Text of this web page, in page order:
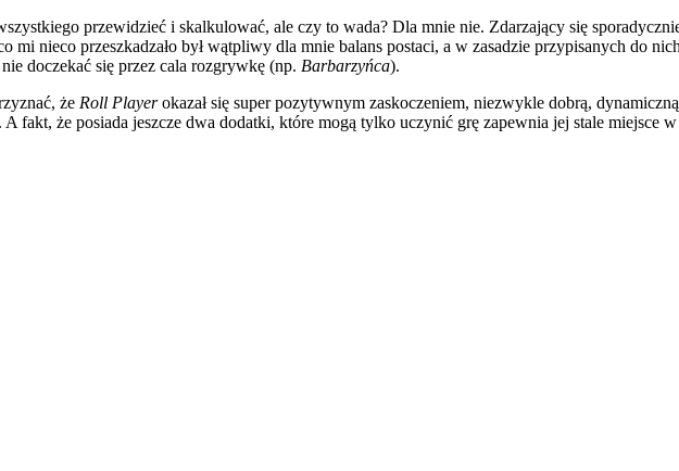
przewidzieć i skalkulować, ale czy to wada? Dla mnie nie. Zdarzający się
mi nieco przeszkadzało był wątpliwy dla mnie balans postaci, a w zasadzie przypisanych do
doczekać się przez cala rozgrywkę (np. Barbarzyńca).
że Roll Playerokazał się super pozytywnym zaskoczeniem, niezwykle dobrą,
. A fakt, że posiada jeszcze dwa dodatki, które mogą tylko uczynić grę zapewnia jej stale miejsce